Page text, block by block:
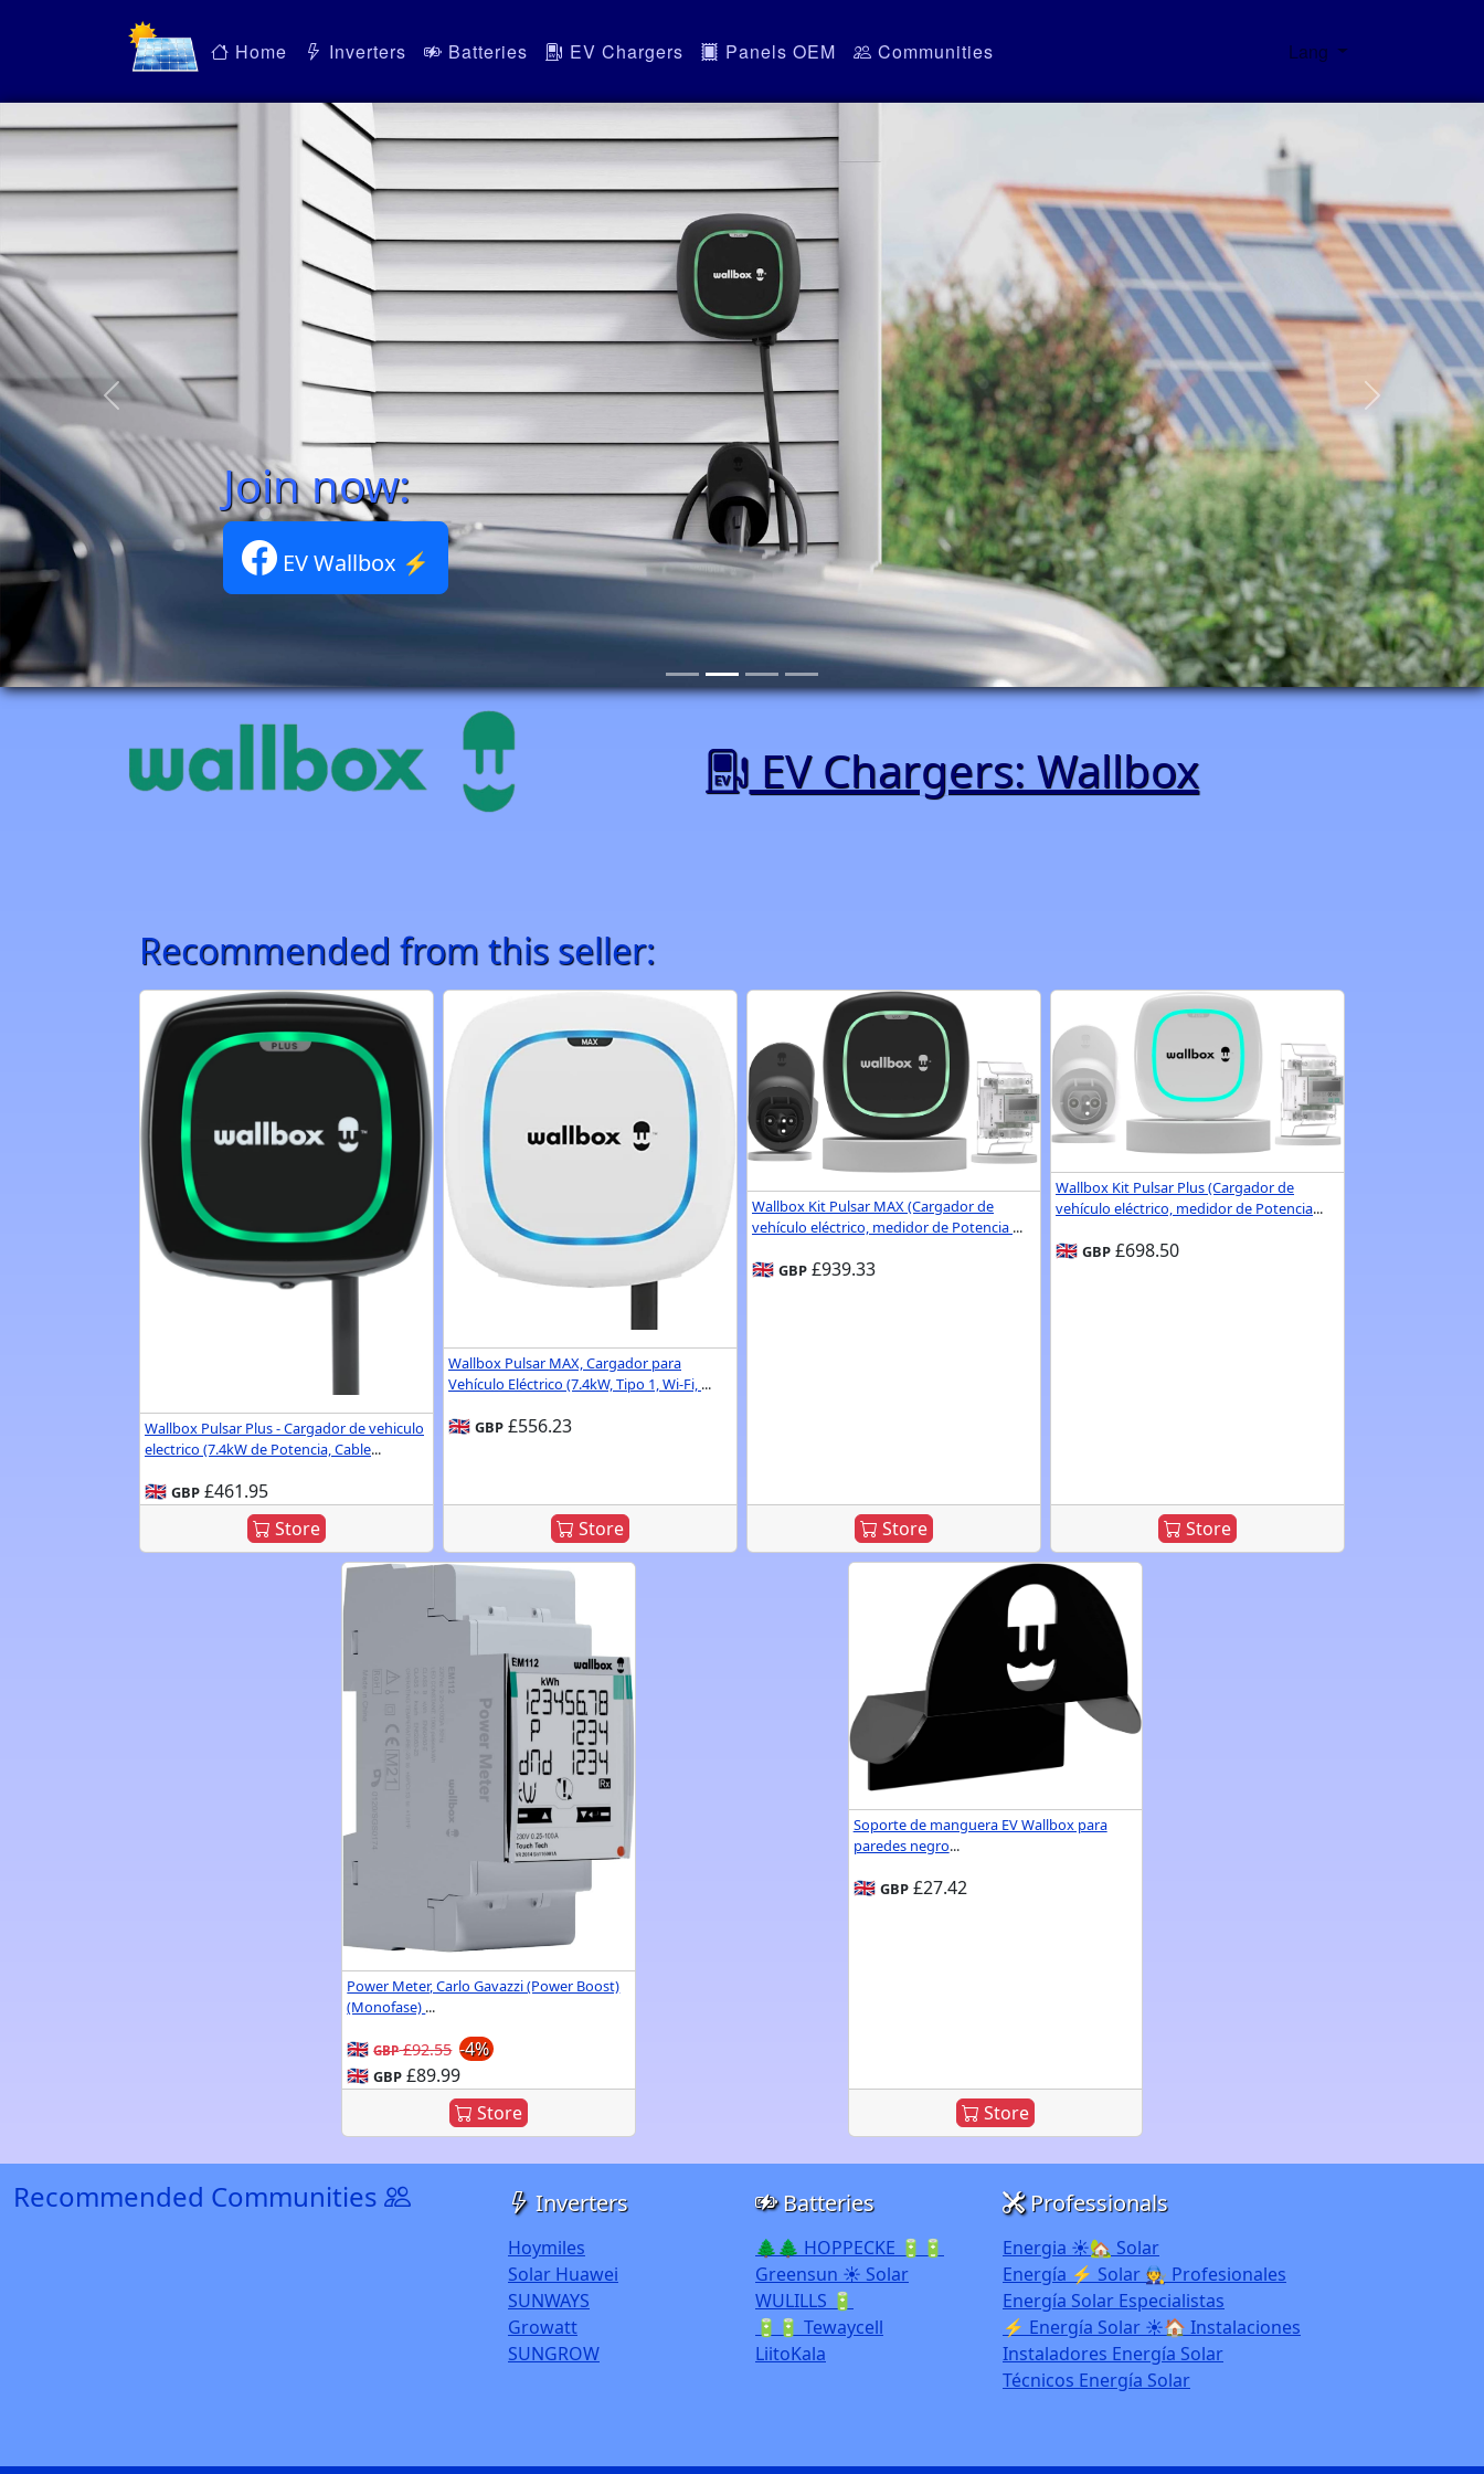
Home Inverters Batteries EV Chargers Panels OEM Communities Lang
Wallbox Portfolio ⚡
EV Chargers: Wallbox
Recommended from this seller:
Wallbox Pulsar Plus - Cargador de vehiculo
electrico (7.4kW de Potencia, Cable...
🇬🇧 GBP £461.95
Store
Wallbox Pulsar MAX, Cargador para
Vehículo Eléctrico (7.4kW, Tipo 1, Wi-Fi, ...
🇬🇧 GBP £556.23
Store
Wallbox Kit Pulsar MAX (Cargador de
vehículo eléctrico, medidor de Potencia ...
🇬🇧 GBP £939.33
Store
Wallbox Kit Pulsar Plus (Cargador de
vehículo eléctrico, medidor de Potencia...
🇬🇧 GBP £698.50
Store
Power Meter, Carlo Gavazzi (Power Boost)
(Monofase) ...
🇬🇧GBP£92.55 -4%
🇬🇧GBP £89.99
Store
Soporte de manguera EV Wallbox para
paredes negro...
🇬🇧 GBP£27.42
Store
Recommended Communities Inverters
Hoymiles
Solar Huawei
SUNWAYS
Growatt
SUNGROW
Batteries
🌲🌲 HOPPECKE 🔋🔋
Greensun ☀️ Solar
WULILLS 🔋
🔋🔋 Tewaycell
LiitoKala
Professionals
Energia ☀️🏡 Solar
Energía ⚡ Solar 🧑‍🔧 Profesionales
Energía Solar Especialistas
⚡ Energía Solar ☀️🏠 Instalaciones
Instaladores Energía Solar
Técnicos Energía Solar